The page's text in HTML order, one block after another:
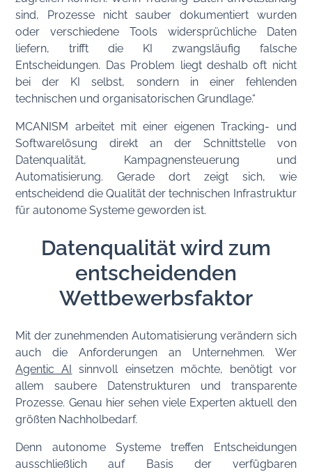
sind, Prozesse nicht sauber dokumentiert wurden
oder verschiedene Tools widersprüchliche Daten
liefern, trifft die KI zwangsläufig falsche
Entscheidungen. Das Problem liegt deshalb oft nicht
bei der KI selbst, sondern in einer fehlenden
technischen und organisatorischen Grundlage.“
MCANISM arbeitet mit einer eigenen Tracking- und
Softwarelösung direkt an der Schnittstelle von
Datenqualität, Kampagnensteuerung und
Automatisierung. Gerade dort zeigt sich, wie
entscheidend die Qualität der technischen Infrastruktur
für autonome Systeme geworden ist.
Datenqualität wird zum
entscheidenden
Wettbewerbsfaktor
Mit der zunehmenden Automatisierung verändern sich
auch die Anforderungen an Unternehmen. Wer
Agentic AI
sinnvoll einsetzen möchte, benötigt vor
allem saubere Datenstrukturen und transparente
Prozesse. Genau hier sehen viele Experten aktuell den
größten Nachholbedarf.
Denn autonome Systeme treffen Entscheidungen
ausschließlich auf Basis der verfügbaren